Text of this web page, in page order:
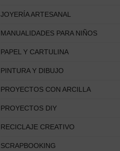
JOYERÍA ARTESANAL
MANUALIDADES PARA NIÑOS
PAPEL Y CARTULINA
PINTURA Y DIBUJO
PROYECTOS CON ARCILLA
PROYECTOS DIY
RECICLAJE CREATIVO
SCRAPBOOKING